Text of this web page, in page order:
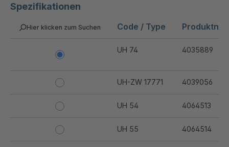
Spezifikationen
Hier klicken zum Suchen Code / Type
UH 74 4035889
UH-ZW 17771 4039056
UH 54 4064513
UH 55 4064514